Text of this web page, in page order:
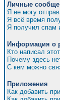
Личные
Я не могу
Я всё время
Я получил спам
Информация о
Кто написал
Почему здесь
С кем можно
Приложения
Как добавить